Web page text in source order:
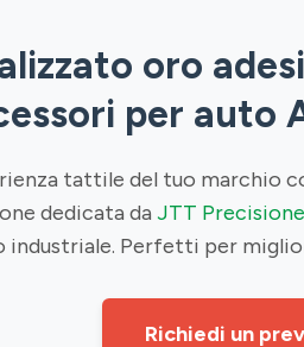
oro
per auto
tattile del tuo marchio
dedicata da JTT
industriale. Perfetti per
Richiedi un